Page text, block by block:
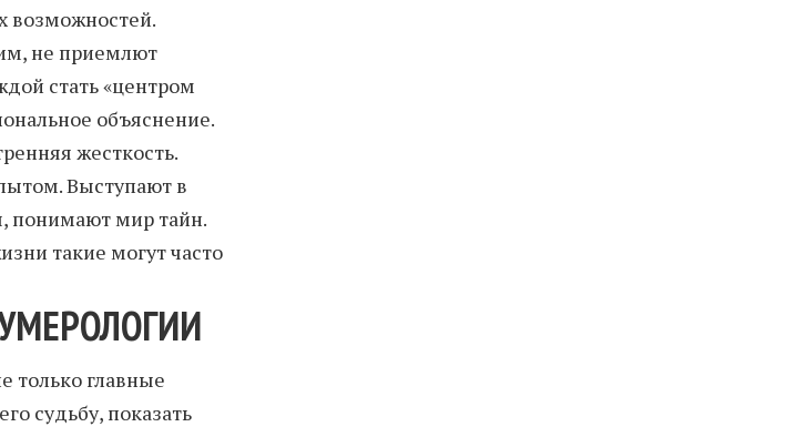
возможностей.
не приемлют
стать «центром
объяснение.
жесткость.
Выступают в
понимают мир тайн.
такие могут часто
только главные
судьбу, показать